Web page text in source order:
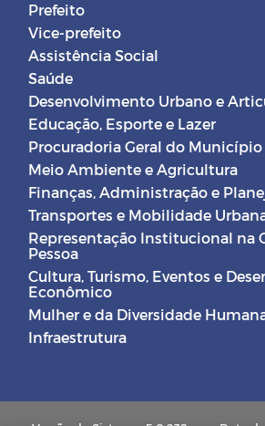
Prefeito
Vice-prefeito
Assistência Social
Saúde
Desenvolvimento Urbano e
Educação, Esporte e Lazer
Procuradoria Geral do Município
Meio Ambiente e Agricultura
Finanças, Administração e
Transportes e Mobilidade
Representação Institucional na
Pessoa
Cultura, Turismo, Eventos e
Econômico
Mulher e da Diversidade
Infraestrutura